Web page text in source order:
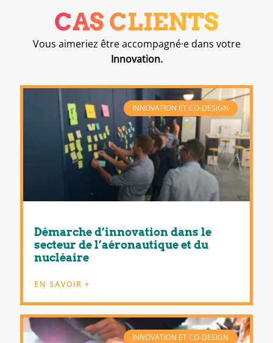
CAS CLIENTS
Vous aimeriez être accompagné·e dans votre
Innovation.
INNOVATION ET CO-DESIGN
Démarche d’innovation dans le
secteur de l’aéronautique et du
nucléaire
EN SAVOIR +
INNOVATION ET CO-DESIGN